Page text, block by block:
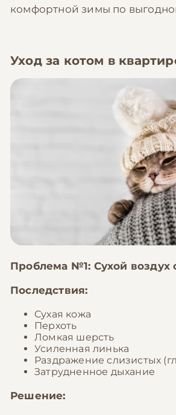
комфортной зимы по
Уход за котом в
Проблема №1: Сухой воздух
Последствия:
Сухая кожа
Перхоть
Ломкая шерсть
Усиленная линька
Раздражение слизистых
Затрудненное дыхание
Решение: